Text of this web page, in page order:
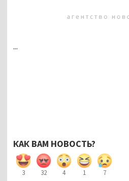
...
КАК ВАМ НОВОСТЬ?
3 32 4 1 7